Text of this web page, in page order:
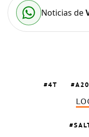
Noticias de
4T A20